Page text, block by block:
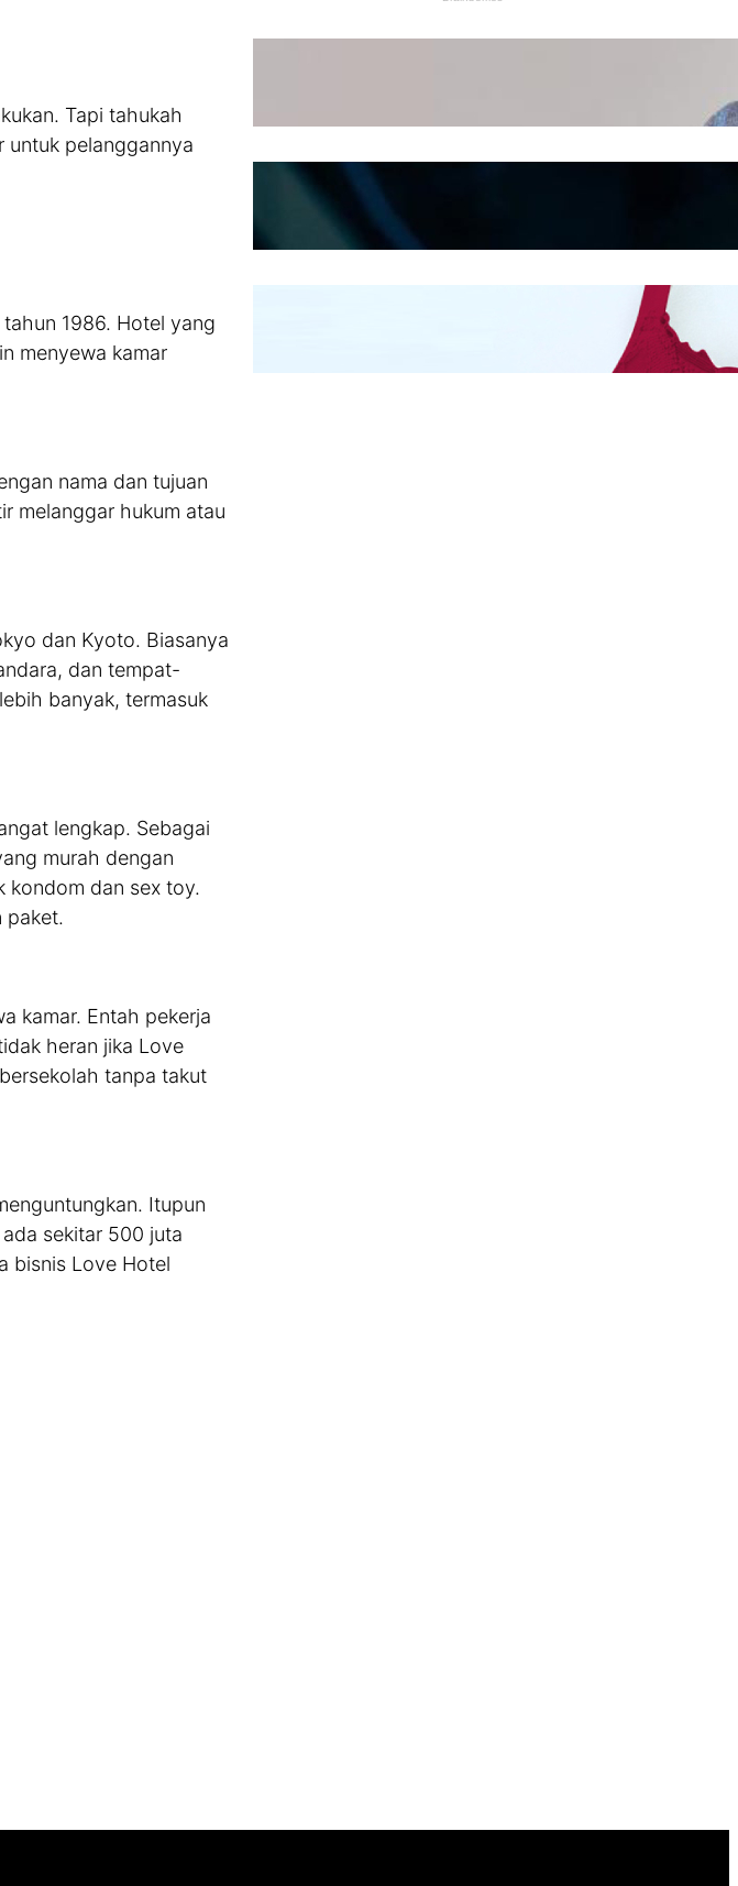
Tapi tahukah
untuk pelanggannya
1986. Hotel yang
menyewa kamar
nama dan tujuan
melanggar hukum atau
dan Kyoto. Biasanya
dan tempat-
banyak, termasuk
lengkap. Sebagai
murah dengan
kondom dan sex toy.
paket.
kamar. Entah pekerja
heran jika Love
tanpa takut
Itupun
sekitar 500 juta
bisnis Love Hotel
Wanita Pamer Pakaian
Kepribadian
Mengintip Kepribadian
Wanita Dari Warna Bra